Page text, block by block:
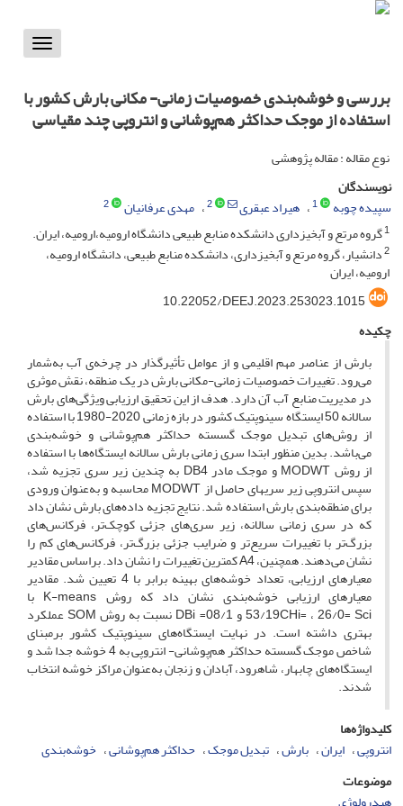
Toggle
بررسی و خوشه‌بندی خصوصیات زمانی‌- ‌‌مکانی بارش کشور با
استفاده از موجک حداکثر هم‌پوشانی و انتروپی چند مقیاسی
نوع مقاله : مقاله پژوهشی
نویسندگان
سپیده چوبه
1 هیراد عبقری 2 مهدی عرفانیان
2
1گروه مرتع و آبخیزداری دانشکده منابع طبیعی دانشگاه ارومیه،ارومیه، ایران.
2دانشیار، گروه مرتع و آبخیزداری، دانشکده منابع طبیعی، دانشگاه ارومیه،
ارومیه، ایران
‎10.22052/DEEJ.2023.253023.1015
چکیده
بارش از عناصر مهم اقلیمی و از عوامل تأثیرگذار در چرخه‌ی آب به‌شمار
می‌رود. تغییرات خصوصیات زمانی-مکانی بارش در یک منطقه، نقش موثری
در مدیریت منابع آب آن دارد. هدف از این تحقیق ارزیابی ویژگی‌های بارش
سالانه 50 ایستگاه سینوپتیک کشور در بازه زمانی 2020-1980 با استفاده
از روش‌های تبدیل موجک گسسته حداکثر هم‌پوشانی و خوشه‌بندی
می‌باشد. بدین منظور ابتدا سری زمانی بارش سالانه ایستگاه‌ها با استفاده
از روش MODWT و موجک مادر DB4 به چندین زیر سری تجزیه شد،
سپس انتروپی زیر سری‎های حاصل از MODWT محاسبه و به‌عنوان ورودی
برای منطقه‌بندی بارش استفاده شد. نتایج تجزیه داده‌های بارش نشان داد
که در سری زمانی سالانه، زیر سری‌های جزئی کوچک‌تر، فرکانس‌های
بزرگ‌تر با تغییرات سریع‌تر و ضرایب جزئی بزرگ‌تر، فرکانس‌های کم را
نشان می‌دهند. همچنین، A4 کمترین تغییرات را نشان داد. براساس مقادیر
معیارهای ارزیابی، تعداد خوشه‌های بهینه برابر با 4 تعیین شد. مقادیر
معیارهای ارزیابی خوشه‌بندی نشان داد که روش K-means با
53/19CHi= ، 26/0= Sci و 08/1= DBi نسبت به روش SOM عملکرد
بهتری داشته است. در نهایت ایستگاه‌های سینوپتیک کشور برمبنای
شاخص موجک گسسته حداکثر هم‌پوشانی- انتروپی به 4 خوشه جدا شد و
ایستگاه‌های چابهار، شاهرود، آبادان و زنجان به‌عنوان مراکز خوشه انتخاب
شدند.
کلیدواژه‌ها
انتروپی ایران بارش تبدیل موجک حداکثر هم‌پوشانی خوشه‌بندی
موضوعات